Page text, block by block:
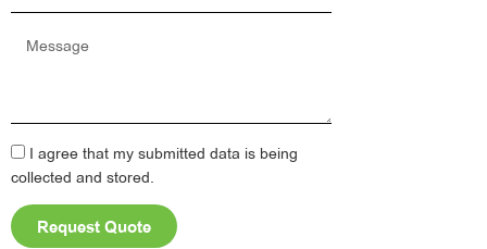
Message
I agree that my submitted data is being
collected and stored.
Request Quote